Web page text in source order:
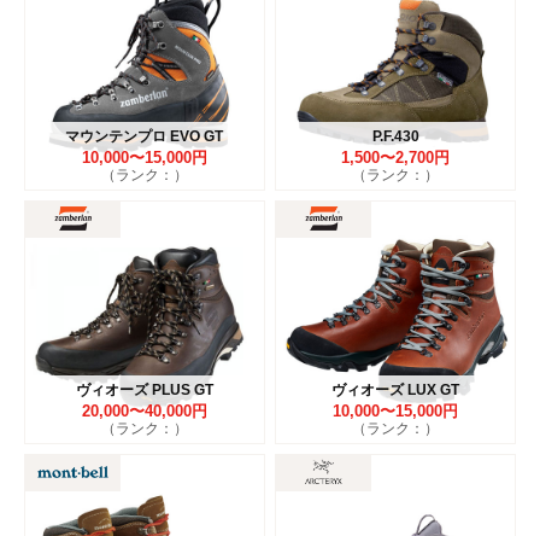
マウンテンプロ EVO GT
10,000〜15,000円
（ランク：）
P.F.430
1,500〜2,700円
（ランク：）
ヴィオーズ PLUS GT
20,000〜40,000円
（ランク：）
ヴィオーズ LUX GT
10,000〜15,000円
（ランク：）